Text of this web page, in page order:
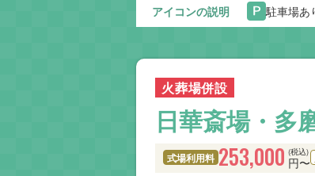
アイコンの説明 駐車場あ
火葬場併設
日華斎場・多
式場利用料 (税込)
253,000 円〜